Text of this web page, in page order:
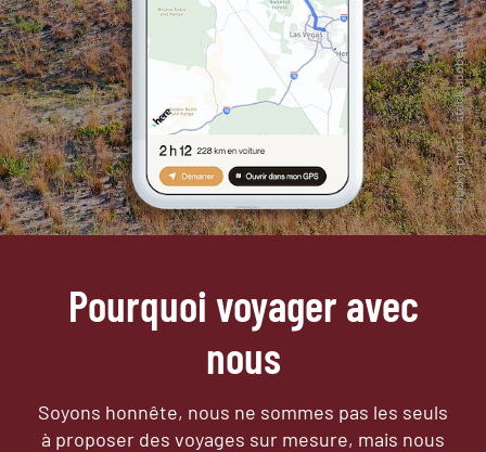
Pourquoi voyager avec
nous
Soyons honnête, nous ne sommes pas les seuls
à proposer des voyages sur mesure, mais nous